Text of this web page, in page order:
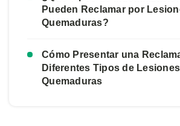
Pueden Reclamar por
Quemaduras?
Cómo Presentar una
Diferentes Tipos de
Quemaduras